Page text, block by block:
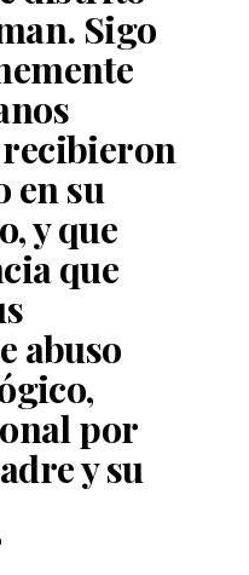
Sigo
recibieron
en su
y que
que
abuso
por
y su